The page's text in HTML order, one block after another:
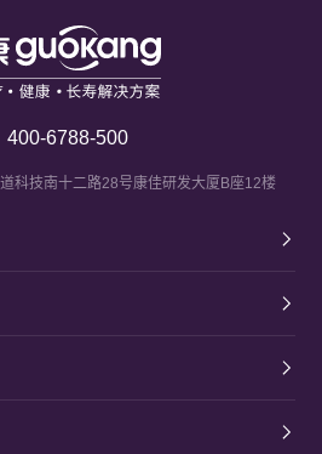
400-6788-500
科技南十二路28号康佳研发大厦B座12楼